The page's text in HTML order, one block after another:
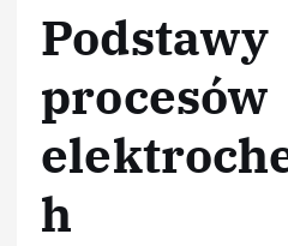
Podstawy
procesów
h